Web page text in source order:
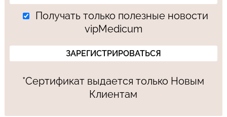
Получать только полезные новости
vipMedicum
*Сертификат выдается только Новым
Клиентам